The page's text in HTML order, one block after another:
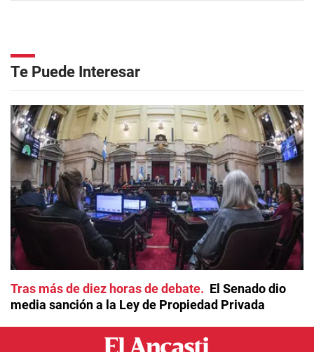
Te Puede Interesar
Tras más de diez horas de debate
El Senado dio
media sanción a la Ley de Propiedad Privada